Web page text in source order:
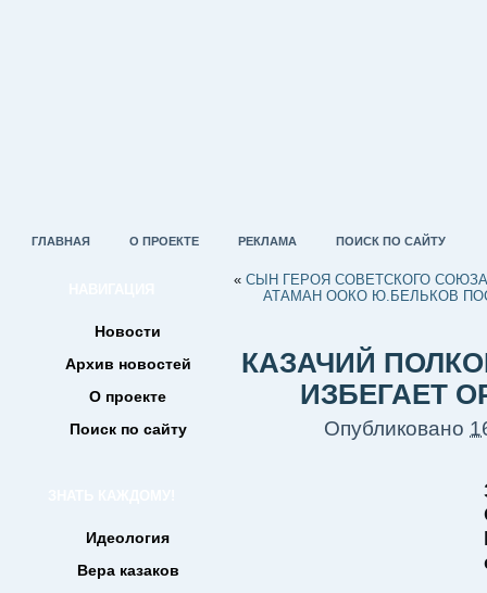
ГЛАВНАЯ О ПРОЕКТЕ РЕКЛАМА ПОИСК ПО САЙТУ
Новости
Архив новостей
О проекте
Поиск по сайту
Идеология
Вера казаков
« СЫН ГЕРОЯ СОВЕТСКОГО
АТАМАН ООКО Ю.БЕЛЬКОВ
КАЗАЧИЙ
ИЗБЕГАЕТ
Опубликовано